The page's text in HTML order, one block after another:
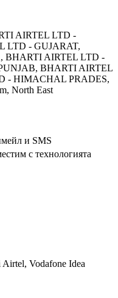
AIRTEL LTD -
LTD - GUJARAT,
BHARTI AIRTEL LTD -
BHARTI AIRTEL
- HIMACHAL PRADES,
North East
и SMS
с технологията
Airtel, Vodafone Idea